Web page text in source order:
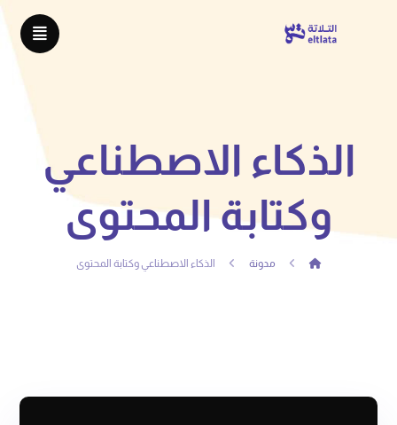
الذكاء الاصطناعي
وكتابة المحتوى
مدونة الذكاء الاصطناعي وكتابة المحتوى